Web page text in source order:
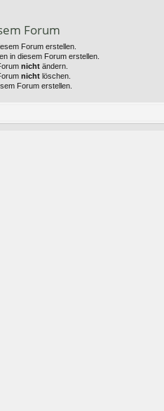
Forum
Forum erstellen.
in diesem Forum erstellen.
nicht ändern.
nicht löschen.
Forum erstellen.